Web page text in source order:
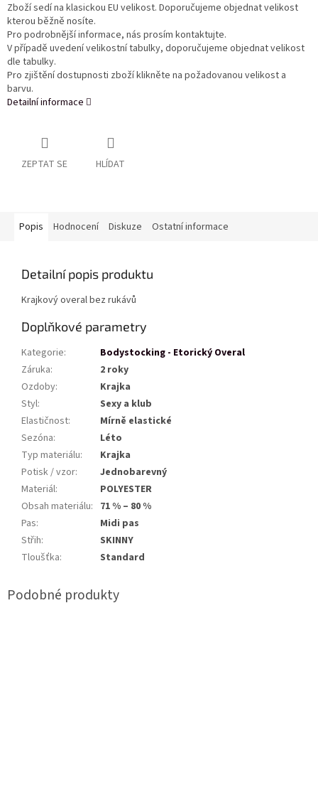
Zboží sedí na klasickou EU velikost. Doporučujeme objednat velikost
kterou běžně nosíte.
Pro podrobnější informace, nás prosím kontaktujte.
V případě uvedení velikostní tabulky, doporučujeme objednat velikost
dle tabulky.
Pro zjištění dostupnosti zboží klikněte na požadovanou velikost a
barvu.
Detailní informace
ZEPTAT SE HLÍDAT
Popis Hodnocení Diskuze Ostatní informace
Detailní popis produktu
Krajkový overal bez rukávů
Doplňkové parametry
Kategorie:
Bodystocking - Etorický Overal
Záruka:
2 roky
Ozdoby:
Krajka
Styl:
Sexy a klub
Elastičnost:
Mírně elastické
Sezóna:
Léto
Typ materiálu:
Krajka
Potisk / vzor:
Jednobarevný
Materiál:
POLYESTER
Obsah materiálu: 71 % – 80 %
Pas:
Midi pas
Střih:
SKINNY
Tloušťka: Standard